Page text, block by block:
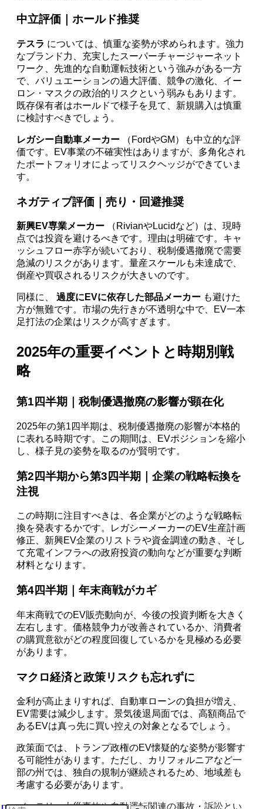
中立評価｜ホールド推奨
テスラ については、慎重な姿勢が求められます。強力
なブランド力、充実したスーパーチャージャーネット
ワーク、先進的な自動運転技術という強みがある一方
で、バリュエーションの過大評価、競争の激化、イー
ロン・マスクの政治的リスクという弱みもあります。
既存保有者はホールドで様子を見て、新規購入は慎重
に検討すべきでしょう。
レガシー自動車メーカー （FordやGM）も中立的な評
価です。EV事業の不確実性はありますが、多角化され
たポートフォリオによってリスクヘッジができていま
す。
ネガティブ評価｜売り・回避推奨
新興EV専業メーカー （RivianやLucidなど）は、現時
点では投資を避けるべきです。理由は明確です。キャ
ッシュフロー赤字が続いており、税制優遇撤廃で需要
急減のリスクがあります。量産スケールも未達成で、
倒産や買収されるリスクが大きいのです。
同様に、過度にEVに依存した部品メーカー も避けた
方が無難です。市場の先行きが不透明な中で、EV一本
足打法の企業はリスクが高すぎます。
2025年の重要イベントと時期別戦
略
第1四半期｜税制優遇撤廃の影響が顕在化
2025年の第1四半期は、税制優遇撤廃の影響が本格的
に表れる時期です。この期間は、EVポジションを縮小
し、様子見の姿勢を取るのが賢明です。
第2四半期から第3四半期｜企業の戦略転換を
注視
この時期に注目すべきは、各企業がどのような戦略転
換を発表するかです。レガシーメーカーのEV生産計画
修正、新興EV企業のリストラや資金調達の動き、そし
て充電インフラへの政府投資の動向などが重要な判断
材料となります。
第4四半期｜年末商戦がカギ
年末商戦でのEV販売動向が、今後の投資判断を大きく
左右します。価格競争力が改善されているか、消費者
の購買意欲がどの程度回復しているかを見極める必要
があります。
マクロ経済と政策リスクも忘れずに
金利が高止まりすれば、自動車ローンの負担が増え、
EV需要は減少します。景気後退局面では、高額商品で
あるEVは真っ先に買い控えの対象となるでしょう。
政策面では、トランプ政権のEV懐疑的な姿勢が影響す
る可能性があります。ただし、カリフォルニアなど一
部の州では、独自の規制が継続されるため、地域差も
考慮する必要があります。
バッテリー火災事故や自動運転関連の事故・訴訟とい